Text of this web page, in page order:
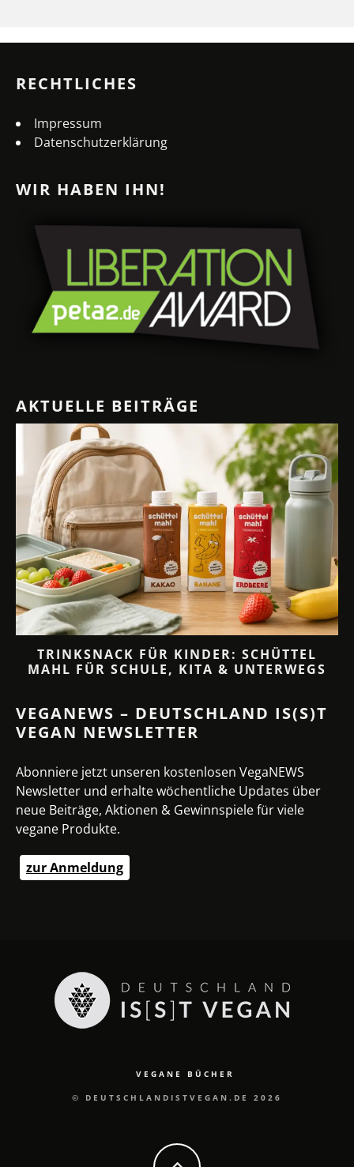
RECHTLICHES
Impressum
Datenschutzerklärung
WIR HABEN IHN!
AKTUELLE BEITRÄGE
TRINKSNACK FÜR KINDER: SCHÜTTEL
MAHL FÜR SCHULE, KITA & UNTERWEGS
VEGANEWS – DEUTSCHLAND IS(S)T
VEGAN NEWSLETTER
Abonniere jetzt unseren kostenlosen VegaNEWS
Newsletter und erhalte wöchentliche Updates über
neue Beiträge, Aktionen & Gewinnspiele für viele
vegane Produkte.
zur Anmeldung
VEGANE BÜCHER
© DEUTSCHLANDISTVEGAN.DE 2026